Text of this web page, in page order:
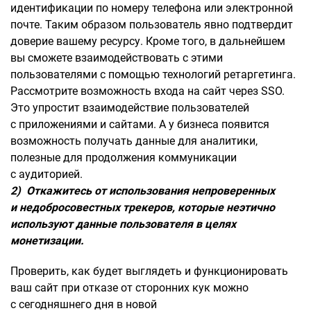
идентификации по номеру телефона или электронной
почте. Таким образом пользователь явно подтвердит
доверие вашему ресурсу. Кроме того, в дальнейшем
вы сможете взаимодействовать с этими
пользователями с помощью технологий ретаргетинга.
Рассмотрите возможность входа на сайт через SSO.
Это упростит взаимодействие пользователей
с приложениями и сайтами. А у бизнеса появится
возможность получать данные для аналитики,
полезные для продолжения коммуникации
с аудиторией.
2) Откажитесь от использования непроверенных
и недобросовестных трекеров, которые неэтично
используют данные пользователя в целях
монетизации.
Проверить, как будет выглядеть и функционировать
ваш сайт при отказе от сторонних кук можно
с сегодняшнего дня в новой